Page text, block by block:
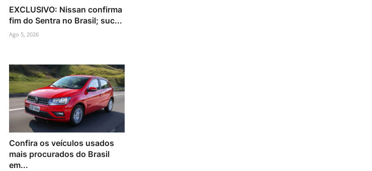
EXCLUSIVO: Nissan confirma
fim do Sentra no Brasil; suc...
Ago 5, 2026
Confira os veículos usados
mais procurados do Brasil
em...